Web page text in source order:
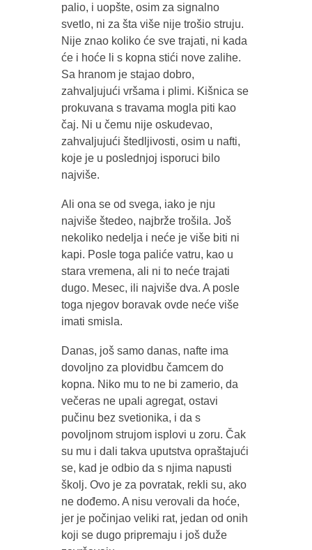
palio, i uopšte, osim za signalno
svetlo, ni za šta više nije trošio struju.
Nije znao koliko će sve trajati, ni kada
će i hoće li s kopna stići nove zalihe.
Sa hranom je stajao dobro,
zahvaljujući vršama i plimi. Kišnica se
prokuvana s travama mogla piti kao
čaj. Ni u čemu nije oskudevao,
zahvaljujući štedljivosti, osim u nafti,
koje je u poslednjoj isporuci bilo
najviše.
Ali ona se od svega, iako je nju
najviše štedeo, najbrže trošila. Još
nekoliko nedelja i neće je više biti ni
kapi. Posle toga paliće vatru, kao u
stara vremena, ali ni to neće trajati
dugo. Mesec, ili najviše dva. A posle
toga njegov boravak ovde neće više
imati smisla.
Danas, još samo danas, nafte ima
dovoljno za plovidbu čamcem do
kopna. Niko mu to ne bi zamerio, da
večeras ne upali agregat, ostavi
pučinu bez svetionika, i da s
povoljnom strujom isplovi u zoru. Čak
su mu i dali takva uputstva opraštajući
se, kad je odbio da s njima napusti
školj. Ovo je za povratak, rekli su, ako
ne dođemo. A nisu verovali da hoće,
jer je počinjao veliki rat, jedan od onih
koji se dugo pripremaju i još duže